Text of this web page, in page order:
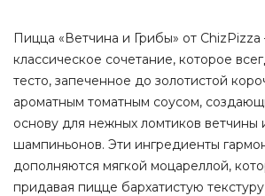
Пицца «Ветчина и Грибы» от ChizPizza
классическое сочетание, которое
тесто, запеченное до золотистой
ароматным томатным соусом,
основу для нежных ломтиков ветчины
шампиньонов. Эти ингредиенты
дополняются мягкой моцареллой,
придавая пицце бархатистую